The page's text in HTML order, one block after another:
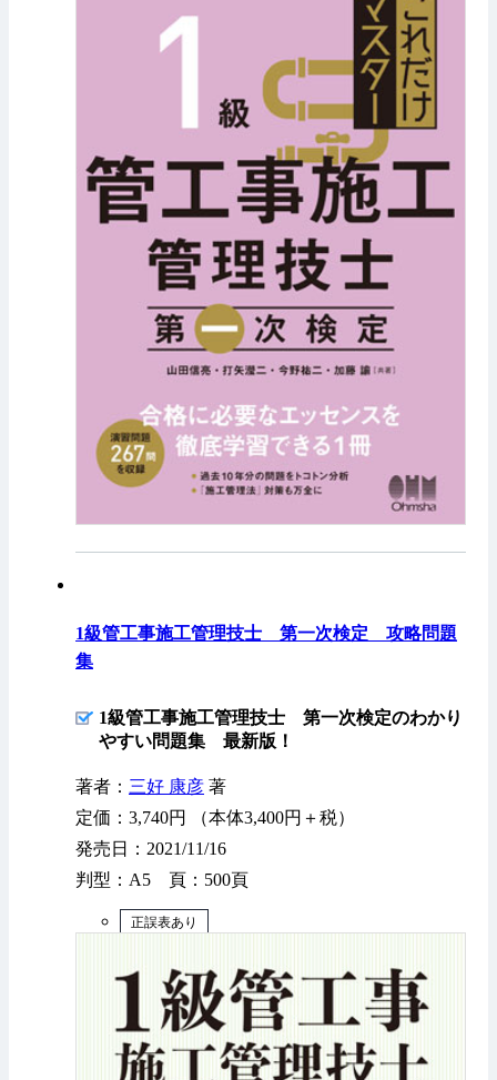
1級管工事施工管理技士 第一次検定 攻略問題
集
1級管工事施工管理技士 第一次検定のわかり
やすい問題集 最新版！
著者： 三好 康彦 著
定価：3,740円 （本体3,400円＋税）
発売日：2021/11/16
判型：A5 頁：500頁
正誤表あり